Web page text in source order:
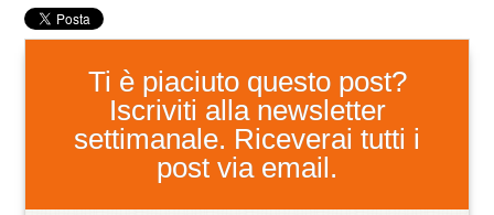
Ti è piaciuto questo post?
Iscriviti alla newsletter
settimanale. Riceverai tutti i
post via email.